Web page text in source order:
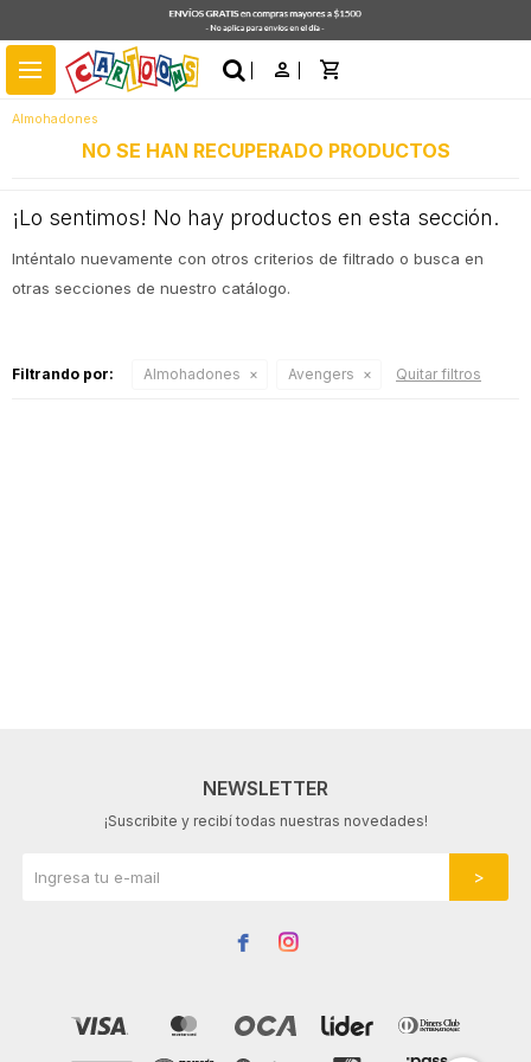
menu
Almohadones
NO SE HAN RECUPERADO PRODUCTOS
¡Lo sentimos! No hay productos en esta sección.
Inténtalo nuevamente con otros criterios de filtrado o busca en
otras secciones de nuestro catálogo.
Filtrando por: Almohadones Avengers Quitar filtros
NEWSLETTER
¡Suscribite y recibí todas nuestras novedades!
 
close